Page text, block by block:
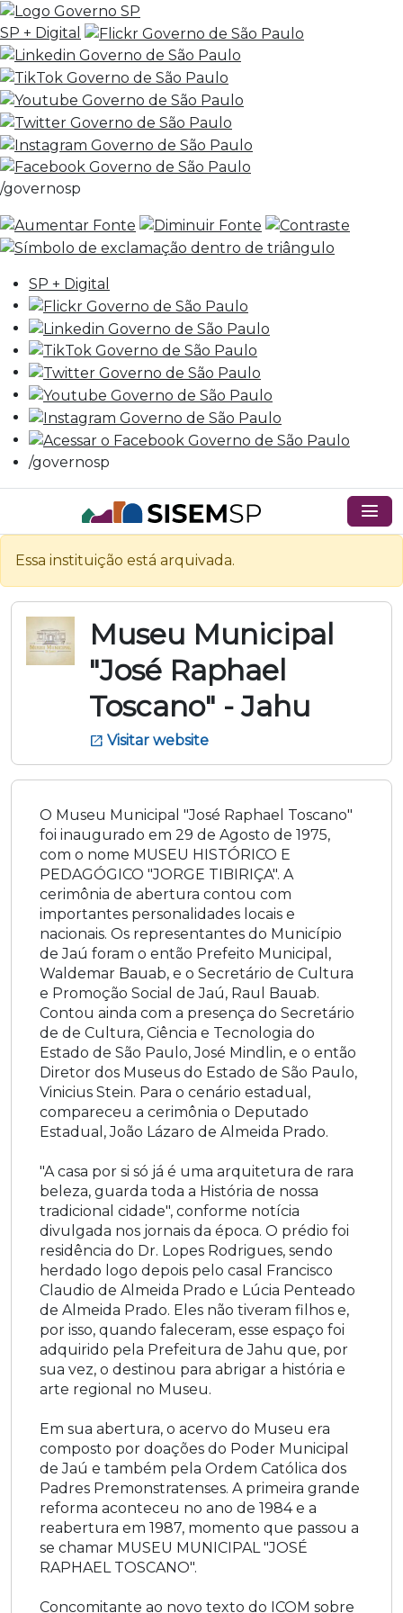
SP + Digital
/governosp
SP + Digital
/governosp
menu
Essa instituição está arquivada.
Museu Municipal
"José Raphael
Toscano" - Jahu
open_in_new Visitar website
O Museu Municipal "José Raphael Toscano"
foi inaugurado em 29 de Agosto de 1975,
com o nome MUSEU HISTÓRICO E
PEDAGÓGICO "JORGE TIBIRIÇA". A
cerimônia de abertura contou com
importantes personalidades locais e
nacionais. Os representantes do Município
de Jaú foram o então Prefeito Municipal,
Waldemar Bauab, e o Secretário de Cultura
e Promoção Social de Jaú, Raul Bauab.
Contou ainda com a presença do Secretário
de de Cultura, Ciência e Tecnologia do
Estado de São Paulo, José Mindlin, e o então
Diretor dos Museus do Estado de São Paulo,
Vinicius Stein. Para o cenário estadual,
compareceu a cerimônia o Deputado
Estadual, João Lázaro de Almeida Prado.
"A casa por si só já é uma arquitetura de rara
beleza, guarda toda a História de nossa
tradicional cidade", conforme notícia
divulgada nos jornais da época. O prédio foi
residência do Dr. Lopes Rodrigues, sendo
herdado logo depois pelo casal Francisco
Claudio de Almeida Prado e Lúcia Penteado
de Almeida Prado. Eles não tiveram filhos e,
por isso, quando faleceram, esse espaço foi
adquirido pela Prefeitura de Jahu que, por
sua vez, o destinou para abrigar a história e
arte regional no Museu.
Em sua abertura, o acervo do Museu era
composto por doações do Poder Municipal
de Jaú e também pela Ordem Católica dos
Padres Premonstratenses. A primeira grande
reforma aconteceu no ano de 1984 e a
reabertura em 1987, momento que passou a
se chamar MUSEU MUNICIPAL "JOSÉ
RAPHAEL TOSCANO".
Concomitante ao novo texto do ICOM sobre